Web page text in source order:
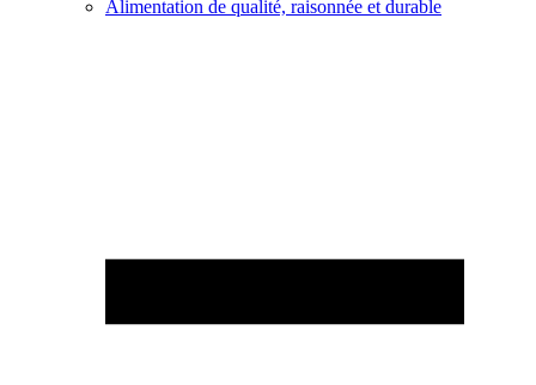
Alimentation de qualité, raisonnée et durable